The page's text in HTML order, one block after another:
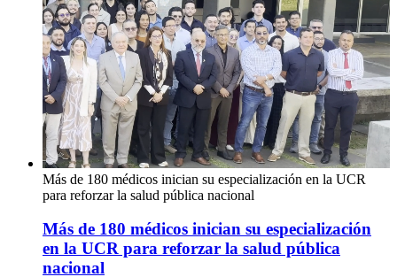
Más de 180 médicos inician su especialización en la UCR
para reforzar la salud pública nacional
Más de 180 médicos inician su especialización
en la UCR para reforzar la salud pública
nacional